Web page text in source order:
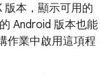
版本，顯示可用的
Android 版本也能
作業中啟用這項程